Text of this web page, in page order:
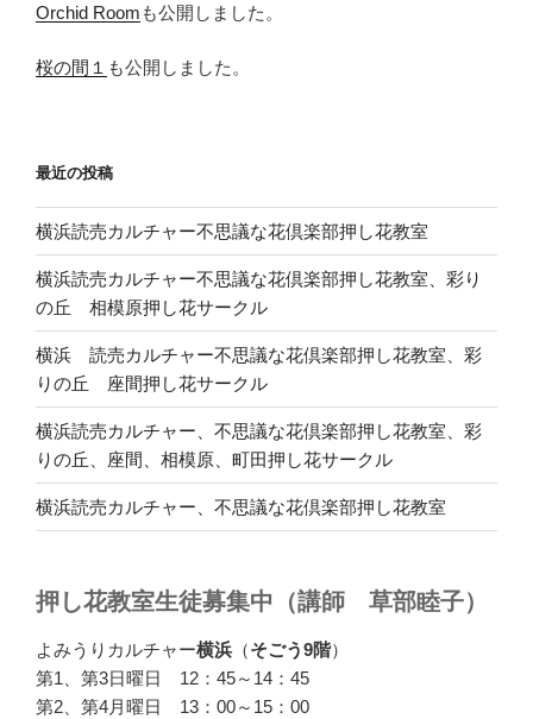
Orchid Room も公開しました。
桜の間１ も公開しました。
最近の投稿
横浜読売カルチャー不思議な花倶楽部押し花教室
横浜読売カルチャー不思議な花倶楽部押し花教室、彩り
の丘 相模原押し花サークル
横浜 読売カルチャー不思議な花倶楽部押し花教室、彩
りの丘 座間押し花サークル
横浜読売カルチャー、不思議な花倶楽部押し花教室、彩
りの丘、座間、相模原、町田押し花サークル
横浜読売カルチャー、不思議な花倶楽部押し花教室
押し花教室生徒募集中（講師 草部睦子）
よみうりカルチャー横浜 （そごう9階）
第1、第3日曜日 12：45～14：45
第2、第4月曜日 13：00～15：00